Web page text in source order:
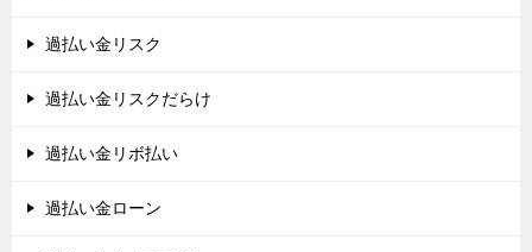
過払い金リスク
過払い金リスクだらけ
過払い金リボ払い
過払い金ローン